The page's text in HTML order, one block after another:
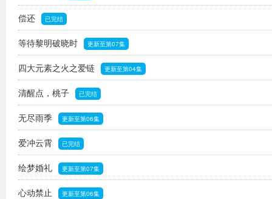
偿还 已完结
等待黎明破晓时 更新至第07集
四大元素之火之爱链 更新至第04集
清醒点，桃子 已完结
无尽雨季 更新至第06集
爱冲云霄 已完结
绘梦婚礼 更新至第07集
心动禁止 更新至第06集